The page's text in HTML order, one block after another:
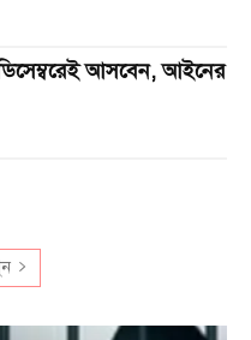
আসবেন, আইনের